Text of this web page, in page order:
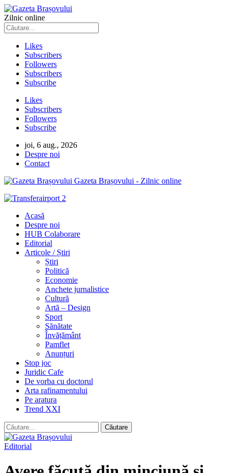
Zilnic online
Likes
Subscribers
Followers
Subscribers
Subscribe
Likes
Subscribers
Followers
Subscribe
joi, 6 aug., 2026
Despre noi
Contact
Gazeta Brașovului - Zilnic online
Acasă
Despre noi
HUB Colaborare
Editorial
Articole / Știri
Știri
Politică
Economie
Anchete jurnalistice
Cultură
Artă – Design
Sport
Sănătate
Învățământ
Pamflet
Anunțuri
Stop joc
Juridic Cafe
De vorba cu doctorul
Arta rafinamentului
Pe aratura
Trend XXI
Editorial